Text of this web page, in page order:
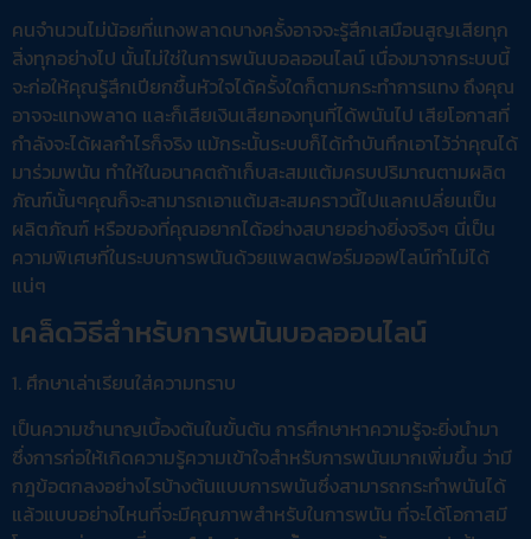
คนจำนวนไม่น้อยที่แทงพลาดบางครั้งอาจจะรู้สึกเสมือนสูญเสียทุก
สิ่งทุกอย่างไป นั้นไม่ใช่ในการพนันบอลออนไลน์ เนื่องมาจากระบบนี้
จะก่อให้คุณรู้สึกเปียกชื้นหัวใจได้ครั้งใดก็ตามกระทำการแทง ถึงคุณ
อาจจะแทงพลาด และก็เสียเงินเสียทองทุนที่ได้พนันไป เสียโอกาสที่
กำลังจะได้ผลกำไรก็จริง แม้กระนั้นระบบก็ได้ทำบันทึกเอาไว้ว่าคุณได้
มาร่วมพนัน ทำให้ในอนาคตถ้าเก็บสะสมแต้มครบปริมาณตามผลิต
ภัณฑ์นั้นๆคุณก็จะสามารถเอาแต้มสะสมคราวนี้ไปแลกเปลี่ยนเป็น
ผลิตภัณฑ์ หรือของที่คุณอยากได้อย่างสบายอย่างยิ่งจริงๆ นี่เป็น
ความพิเศษที่ในระบบการพนันด้วยแพลตฟอร์มออฟไลน์ทำไม่ได้
แน่ๆ
เคล็ดวิธีสำหรับการพนันบอลออนไลน์
1. ศึกษาเล่าเรียนใส่ความทราบ
เป็นความชำนาญเบื้องต้นในขั้นต้น การศึกษาหาความรู้จะยิ่งนำมา
ซึ่งการก่อให้เกิดความรู้ความเข้าใจสำหรับการพนันมากเพิ่มขึ้น ว่ามี
กฎข้อตกลงอย่างไรบ้างต้นแบบการพนันซึ่งสามารถกระทำพนันได้
แล้วแบบอย่างไหนที่จะมีคุณภาพสำหรับในการพนัน ที่จะได้โอกาสมี